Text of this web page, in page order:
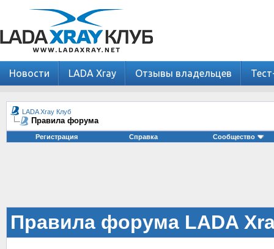
Новости LADA Xray Отзывы владельцев
LADA Xray Клуб
Правила форума
Регистрация Справка Сообщество
Правила форума LADA